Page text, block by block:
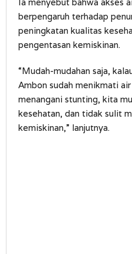
berpengaruh terhadap
peningkatan kualitas
pengentasan kemiskinan.
“Mudah-mudahan saja,
Ambon sudah menikmati
menangani stunting, kita
kesehatan, dan tidak sulit
kemiskinan,” lanjutnya.